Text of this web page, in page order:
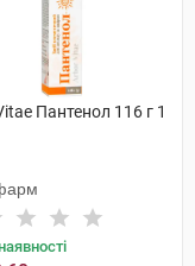
Пантенол 116 г 1